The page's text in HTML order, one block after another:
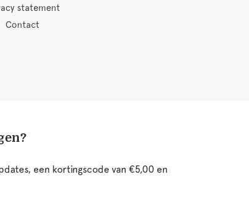
statement
Contact
een kortingscode van €5,00 en